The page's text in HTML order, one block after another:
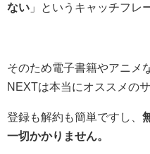
ない 」というキャッチフレ
そのため電子書籍やアニメ
NEXTは本当にオススメの
登録も解約も簡単ですし、
一切かかりません。